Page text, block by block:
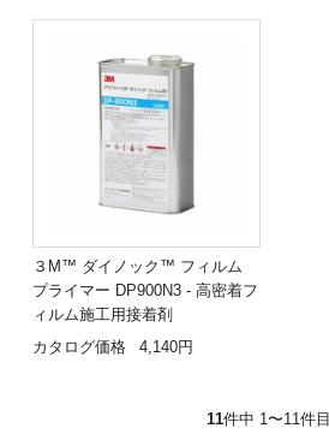
３M™ ダイノック™ フィルム
プライマー DP900N3 - 高密着フ
ィルム施工用接着剤
カタログ価格
4,140円
11件中 1〜11件目